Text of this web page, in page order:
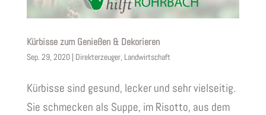
Kürbisse zum Genießen & Dekorieren
Sep. 29, 2020| Direkterzeuger, Landwirtschaft
Kürbisse sind gesund, lecker und sehr vielseitig.
Sie schmecken als Suppe, im Risotto, aus dem